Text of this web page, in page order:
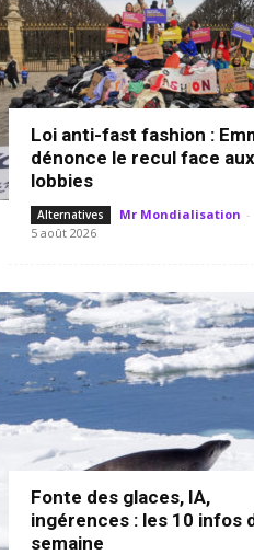
Loi anti-fast fashion :
dénonce le recul face aux
lobbies
Alternatives Mr Mondialisation -
5 août 2026
Fonte des glaces, IA,
ingérences : les 10 infos
semaine